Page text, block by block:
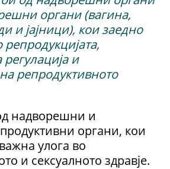
органи (вагина,
и јајници), кои заедно
репродукцијата,
и
репродуктивното
надворешни и
органи, кои
улога во
и сексуалното здравје.